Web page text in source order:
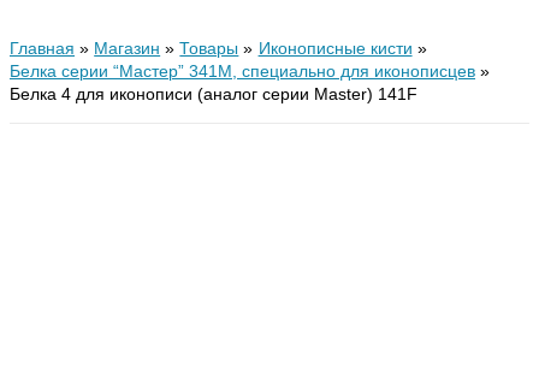
Главная Магазин Товары
Иконописные кисти
Белка серии “Мастер” 341М, специально для иконописцев
Белка 4 для иконописи (аналог серии Master) 141F